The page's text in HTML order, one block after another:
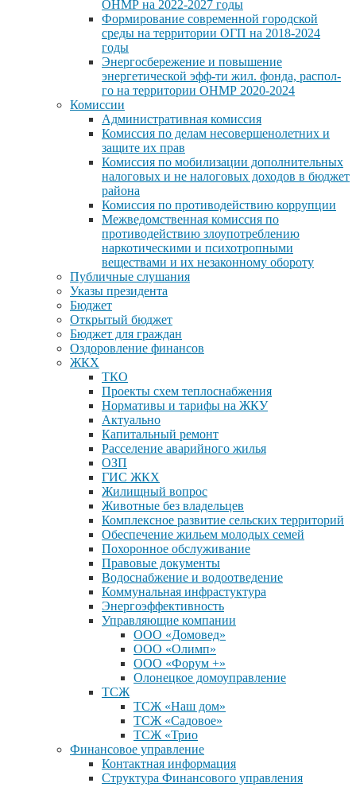
ОНМР на 2022-2027 годы
Формирование современной городской
среды на территории ОГП на 2018-2024
годы
Энергосбережение и повышение
энергетической эфф-ти жил. фонда, распол-
го на территории ОНМР 2020-2024
Комиссии
Административная комиссия
Комиссия по делам несовершенолетних и
защите их прав
Комиссия по мобилизации дополнительных
налоговых и не налоговых доходов в бюджет
района
Комиссия по противодействию коррупции
Межведомственная комиссия по
противодействию злоупотреблению
наркотическими и психотропными
веществами и их незаконному обороту
Публичные слушания
Указы президента
Бюджет
Открытый бюджет
Бюджет для граждан
Оздоровление финансов
ЖКХ
ТКО
Проекты схем теплоснабжения
Нормативы и тарифы на ЖКУ
Актуально
Капитальный ремонт
Расселение аварийного жилья
ОЗП
ГИС ЖКХ
Жилищный вопрос
Животные без владельцев
Комплексное развитие сельских территорий
Обеспечение жильем молодых семей
Похоронное обслуживание
Правовые документы
Водоснабжение и водоотведение
Коммунальная инфрастуктура
Энергоэффективность
Управляющие компании
ООО «Домовед»
ООО «Олимп»
ООО «Форум +»
Олонецкое домоуправление
ТСЖ
ТСЖ «Наш дом»
ТСЖ «Садовое»
ТСЖ «Трио
Финансовое управление
Контактная информация
Структура Финансового управления